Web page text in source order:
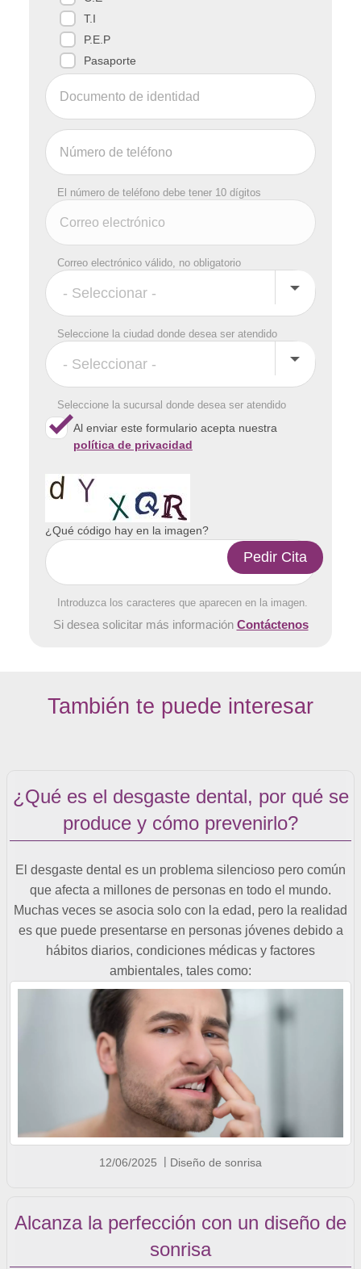
T.I
P.E.P
Pasaporte
El número de teléfono debe tener 10 dígitos
Correo electrónico válido, no obligatorio
Seleccione la ciudad donde desea ser atendido
Seleccione la sucursal donde desea ser atendido
Al enviar este formulario acepta nuestra
política de privacidad
¿Qué código hay en la imagen?
Introduzca los caracteres que aparecen en la imagen.
Si desea solicitar más información Contáctenos
También te puede interesar
¿Qué es el desgaste dental, por qué se
produce y cómo prevenirlo?
El desgaste dental es un problema silencioso pero común
que afecta a millones de personas en todo el mundo.
Muchas veces se asocia solo con la edad, pero la realidad
es que puede presentarse en personas jóvenes debido a
hábitos diarios, condiciones médicas y factores
ambientales, tales como:
12/06/2025 Diseño de sonrisa
Alcanza la perfección con un diseño de
sonrisa